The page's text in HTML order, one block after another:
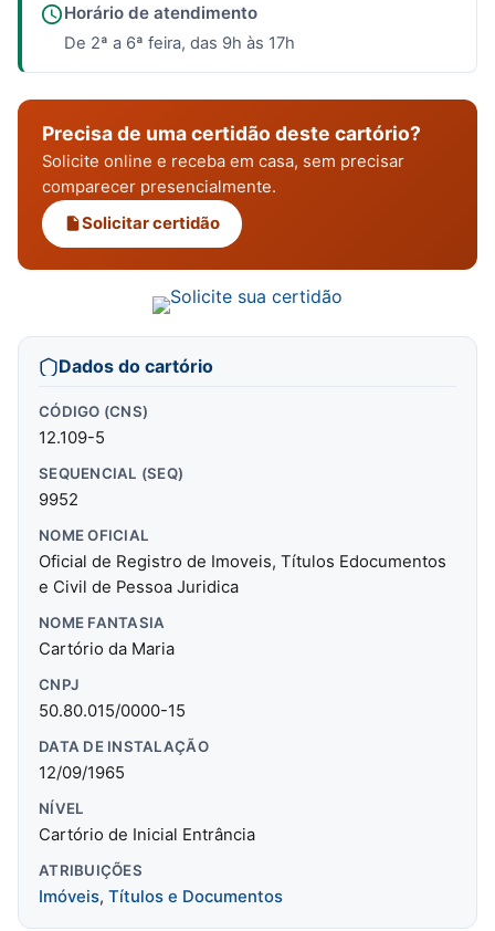
Horário de atendimento
De 2ª a 6ª feira, das 9h às 17h
Precisa de uma certidão deste cartório?
Solicite online e receba em casa, sem precisar
comparecer presencialmente.
Solicitar certidão
Dados do cartório
CÓDIGO (CNS)
12.109-5
SEQUENCIAL (SEQ)
9952
NOME OFICIAL
Oficial de Registro de Imoveis, Títulos Edocumentos
e Civil de Pessoa Juridica
NOME FANTASIA
Cartório da Maria
CNPJ
50.80.015/0000-15
DATA DE INSTALAÇÃO
12/09/1965
NÍVEL
Cartório de Inicial Entrância
ATRIBUIÇÕES
Imóveis, Títulos e Documentos